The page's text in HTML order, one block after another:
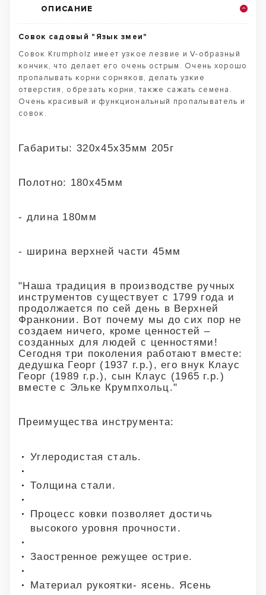
ОПИСАНИЕ
Совок садовый "Язык змеи"
Совок Krumpholz имеет узкое лезвие и V-образный
кончик, что делает его очень острым. Очень хорошо
пропалывать корни сорняков, делать узкие
отверстия, обрезать корни, также сажать семена.
Очень красивый и функциональный пропалыватель и
совок.
Габариты: 320х45х35мм 205г
Полотно: 180х45мм
- длина 180мм
- ширина верхней части 45мм
"Наша традиция в производстве ручных
инструментов существует с 1799 года и
продолжается по сей день в Верхней
Франконии. Вот почему мы до сих пор не
создаем ничего, кроме ценностей –
созданных для людей с ценностями!
Сегодня три поколения работают вместе:
дедушка Георг (1937 г.р.), его внук Клаус
Георг (1989 г.р.), сын Клаус (1965 г.р.)
вместе с Эльке Крумпхольц."
Преимущества инструмента:
Углеродистая сталь.
Толщина стали.
Процесс ковки позволяет достичь
высокого уровня прочности.
Заостренное режущее острие.
Материал рукоятки- ясень. Ясень